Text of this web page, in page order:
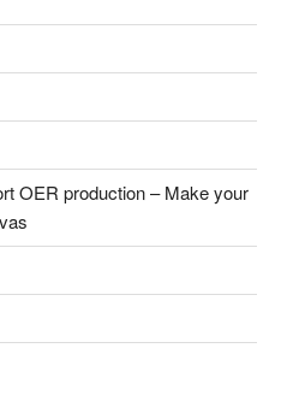
OER production – Make your